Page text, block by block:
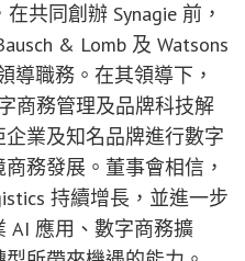
共同創辦 Synagie 前，
& Lomb 及 Watsons
導職務。在其領導下，
商務管理及品牌科技解
業及知名品牌進行數字
務發展。董事會相信，
持續增長，並進一步
AI 應用、數字商務擴